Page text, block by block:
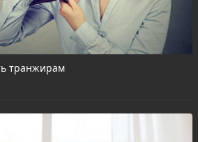
транжирам